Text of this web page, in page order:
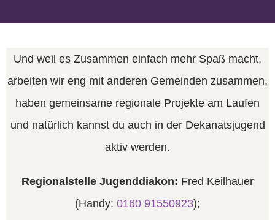
Und weil es Zusammen einfach mehr Spaß macht,
arbeiten wir eng mit anderen Gemeinden zusammen,
haben gemeinsame regionale Projekte am Laufen
und natürlich kannst du auch in der Dekanatsjugend
aktiv werden.
Regionalstelle Jugenddiakon: Fred Keilhauer
(Handy: 0160 91550923);